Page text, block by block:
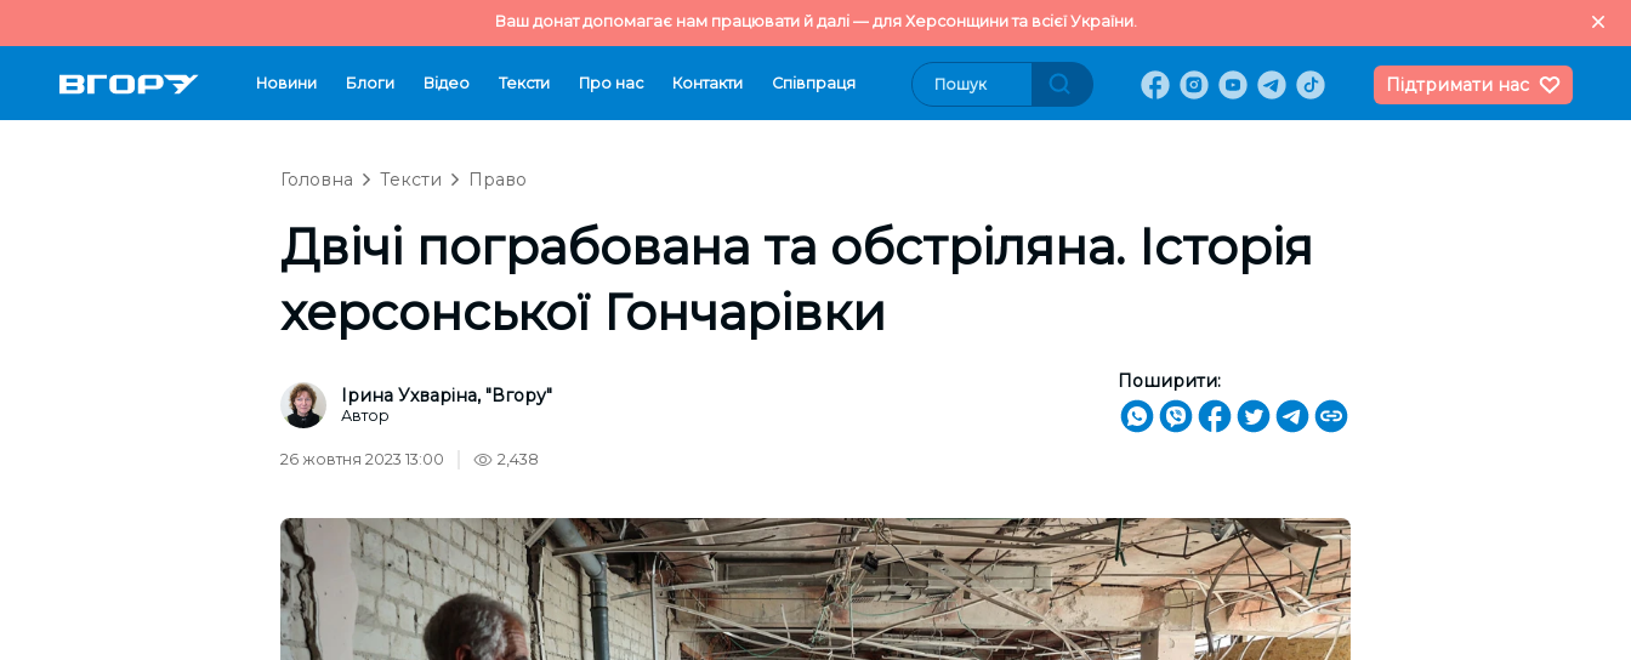
Ваш донат допомагає нам працювати й далі — для Херсонщини та всієї України.
Новини Блоги Відео Тексти Про нас Контакти Cпівпраця Підтримати нас
Головна Тексти Право
Двічі пограбована та обстріляна. Історія
херсонської Гончарівки
Ірина Ухваріна, "Вгору"
Автор
Поширити:
26 жовтня 2023 13:00 2,438